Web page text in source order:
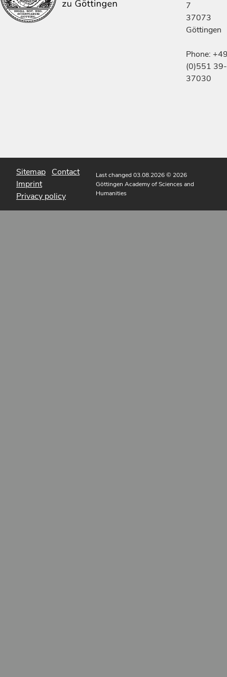
7
37073
Göttingen
Phone:
(0)551 39-
37030
Sitemap Contact
Imprint
Privacy policy
Last changed 03.08.2026© 2026
Göttingen Academy of Sciences and
Humanities